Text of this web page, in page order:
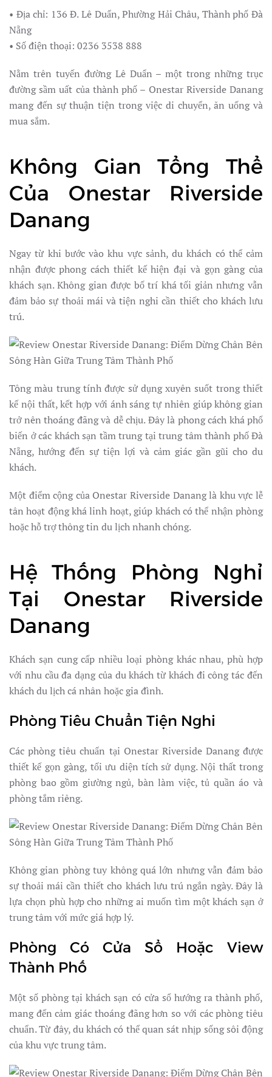
• Địa chỉ: 136 Đ. Lê Duẩn, Phường Hải Châu, Thành phố Đà
Nẵng
• Số điện thoại: 0236 3538 888
Nằm trên tuyến đường Lê Duẩn – một trong những trục
đường sầm uất của thành phố – Onestar Riverside Danang
mang đến sự thuận tiện trong việc di chuyển, ăn uống và
mua sắm.
Không Gian Tổng Thể
Của Onestar Riverside
Danang
Ngay từ khi bước vào khu vực sảnh, du khách có thể cảm
nhận được phong cách thiết kế hiện đại và gọn gàng của
khách sạn. Không gian được bố trí khá tối giản nhưng vẫn
đảm bảo sự thoải mái và tiện nghi cần thiết cho khách lưu
trú.
Tông màu trung tính được sử dụng xuyên suốt trong thiết
kế nội thất, kết hợp với ánh sáng tự nhiên giúp không gian
trở nên thoáng đãng và dễ chịu. Đây là phong cách khá phổ
biến ở các khách sạn tầm trung tại trung tâm thành phố Đà
Nẵng, hướng đến sự tiện lợi và cảm giác gần gũi cho du
khách.
Một điểm cộng của Onestar Riverside Danang là khu vực lễ
tân hoạt động khá linh hoạt, giúp khách có thể nhận phòng
hoặc hỗ trợ thông tin du lịch nhanh chóng.
Hệ Thống Phòng Nghỉ
Tại Onestar Riverside
Danang
Khách sạn cung cấp nhiều loại phòng khác nhau, phù hợp
với nhu cầu đa dạng của du khách từ khách đi công tác đến
khách du lịch cá nhân hoặc gia đình.
Phòng Tiêu Chuẩn Tiện Nghi
Các phòng tiêu chuẩn tại Onestar Riverside Danang được
thiết kế gọn gàng, tối ưu diện tích sử dụng. Nội thất trong
phòng bao gồm giường ngủ, bàn làm việc, tủ quần áo và
phòng tắm riêng.
Không gian phòng tuy không quá lớn nhưng vẫn đảm bảo
sự thoải mái cần thiết cho khách lưu trú ngắn ngày. Đây là
lựa chọn phù hợp cho những ai muốn tìm một khách sạn ở
trung tâm với mức giá hợp lý.
Phòng Có Cửa Sổ Hoặc View
Thành Phố
Một số phòng tại khách sạn có cửa sổ hướng ra thành phố,
mang đến cảm giác thoáng đãng hơn so với các phòng tiêu
chuẩn. Từ đây, du khách có thể quan sát nhịp sống sôi động
của khu vực trung tâm.